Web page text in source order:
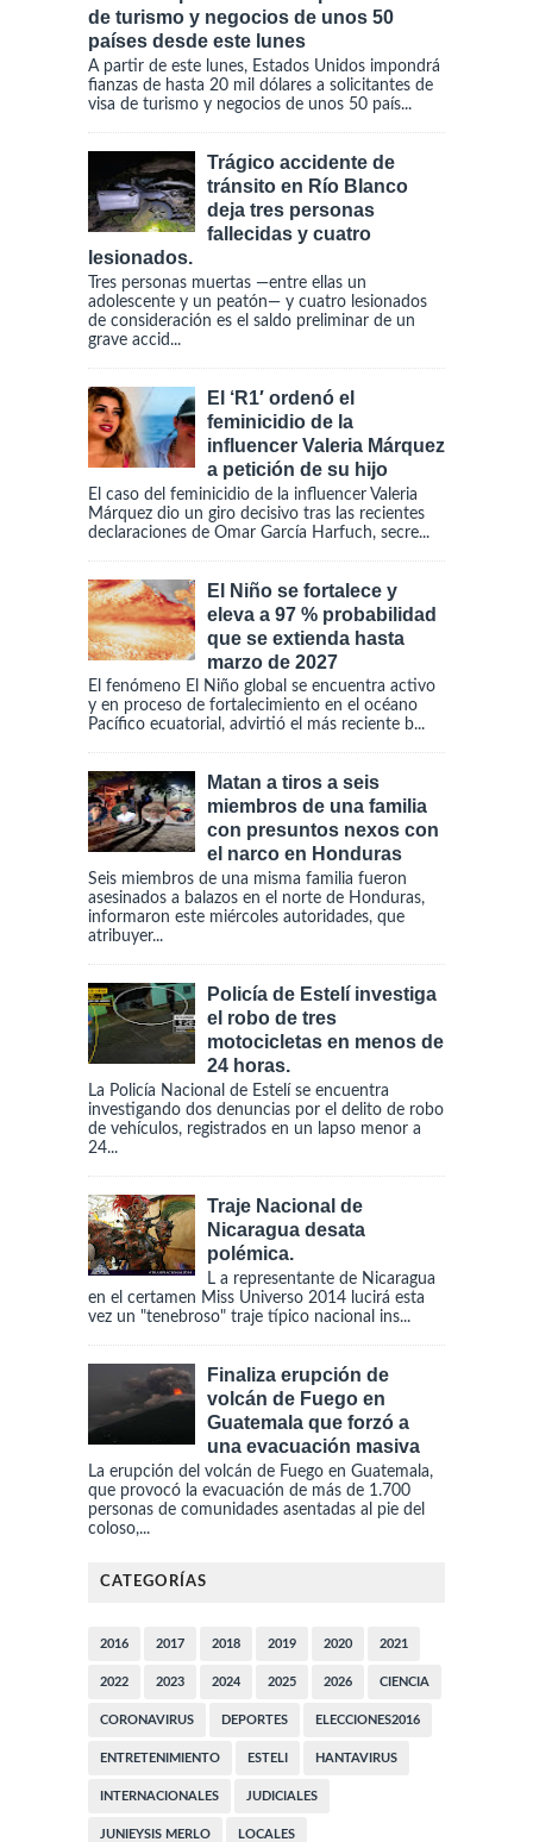
de turismo y negocios de unos 50
países desde este lunes
A partir de este lunes, Estados Unidos impondrá
fianzas de hasta 20 mil dólares a solicitantes de
visa de turismo y negocios de unos 50 país...
Trágico accidente de
tránsito en Río Blanco
deja tres personas
fallecidas y cuatro
lesionados.
Tres personas muertas —entre ellas un
adolescente y un peatón— y cuatro lesionados
de consideración es el saldo preliminar de un
grave accid...
El ‘R1′ ordenó el
feminicidio de la
influencer Valeria Márquez
a petición de su hijo
El caso del feminicidio de la influencer Valeria
Márquez dio un giro decisivo tras las recientes
declaraciones de Omar García Harfuch, secre...
El Niño se fortalece y
eleva a 97 % probabilidad
que se extienda hasta
marzo de 2027
El fenómeno El Niño global se encuentra activo
y en proceso de fortalecimiento en el océano
Pacífico ecuatorial, advirtió el más reciente b...
Matan a tiros a seis
miembros de una familia
con presuntos nexos con
el narco en Honduras
Seis miembros de una misma familia fueron
asesinados a balazos en el norte de Honduras,
informaron este miércoles autoridades, que
atribuyer...
Policía de Estelí investiga
el robo de tres
motocicletas en menos de
24 horas.
La Policía Nacional de Estelí se encuentra
investigando dos denuncias por el delito de robo
de vehículos, registrados en un lapso menor a
24...
Traje Nacional de
Nicaragua desata
polémica.
L a representante de Nicaragua
en el certamen Miss Universo 2014 lucirá esta
vez un "tenebroso" traje típico nacional ins...
Finaliza erupción de
volcán de Fuego en
Guatemala que forzó a
una evacuación masiva
La erupción del volcán de Fuego en Guatemala,
que provocó la evacuación de más de 1.700
personas de comunidades asentadas al pie del
coloso,...
CATEGORÍAS
2016 2017 2018 2019 2020 2021
2022 2023 2024 2025 2026 CIENCIA
CORONAVIRUS DEPORTES ELECCIONES2016
ENTRETENIMIENTO ESTELI HANTAVIRUS
INTERNACIONALES JUDICIALES
JUNIEYSIS MERLO LOCALES